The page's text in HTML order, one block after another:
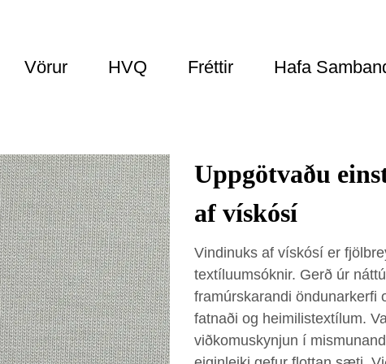
Vörur HVQ Fréttir Hafa
Uppgötvaðu
af vískósí
Vindinuks af vískósí er
textíluumsóknir. Gerð úr
framúrskarandi öndunarkerfi
fatnaði og heimilistextílum.
viðkomuskynjun í